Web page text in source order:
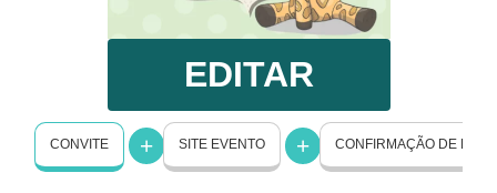
EDITAR
CONVITE SITE EVENTO CONFIRMAÇÃO DE